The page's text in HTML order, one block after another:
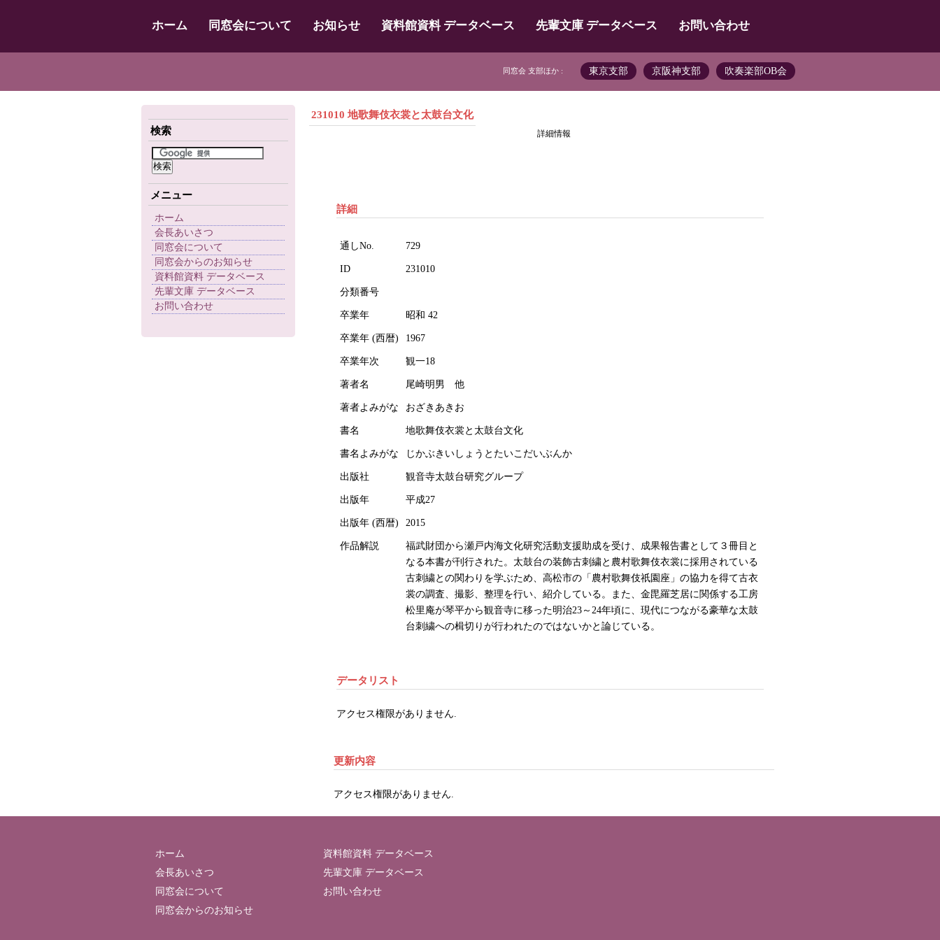
ホーム 同窓会について お知らせ 資料館資料 データベース 先輩文庫 データベース お問い合わせ
同窓会 支部ほか : 東京支部 京阪神支部 吹奏楽部OB会
検索
メニュー
ホーム
会長あいさつ
同窓会について
同窓会からのお知らせ
資料館資料 データベース
先輩文庫 データベース
お問い合わせ
231010 地歌舞伎衣裳と太鼓台文化
詳細情報
詳細
通しNo. 729
ID 231010
分類番号
卒業年 昭和 42
卒業年 (西暦) 1967
卒業年次 観一18
著者名 尾崎明男 他
著者よみがな おざきあきお
書名 地歌舞伎衣裳と太鼓台文化
書名よみがな じかぶきいしょうとたいこだいぶんか
出版社 観音寺太鼓台研究グループ
出版年 平成27
出版年 (西暦) 2015
作品解説
福武財団から瀬戸内海文化研究活動支援助成を受け、成果報告書として３冊目と
なる本書が刊行された。太鼓台の装飾古刺繍と農村歌舞伎衣裳に採用されている
古刺繍との関わりを学ぶため、高松市の「農村歌舞伎祇園座」の協力を得て古衣
裳の調査、撮影、整理を行い、紹介している。また、金毘羅芝居に関係する工房
松里庵が琴平から観音寺に移った明治23～24年頃に、現代につながる豪華な太鼓
台刺繍への楫切りが行われたのではないかと論じている。
データリスト
アクセス権限がありません.
更新内容
アクセス権限がありません.
ホーム
会長あいさつ
同窓会について
同窓会からのお知らせ
資料館資料 データベース
先輩文庫 データベース
お問い合わせ